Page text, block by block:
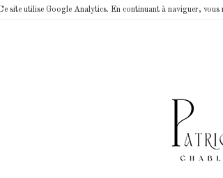
site utilise Google Analytics. En continuant à naviguer, vous